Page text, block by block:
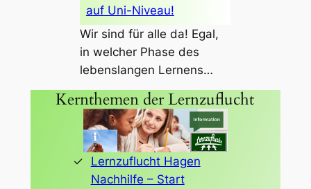
auf Uni-Niveau!
Wir sind für alle da! Egal,
in welcher Phase des
lebenslangen Lernens…
Kernthemen der Lernzuflucht
Lernzuflucht Hagen
Nachhilfe – Start